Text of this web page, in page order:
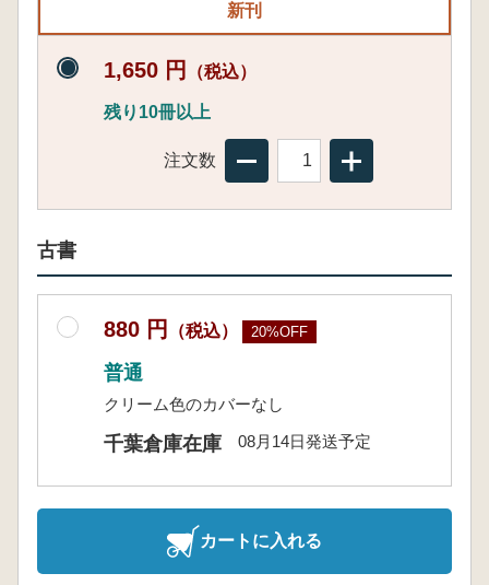
新刊
1,650 円 （税込）
残り10冊以上
注文数
古書
880 円 （税込） 20%OFF
普通
クリーム色のカバーなし
千葉倉庫在庫 08月14日発送予定
カートに入れる